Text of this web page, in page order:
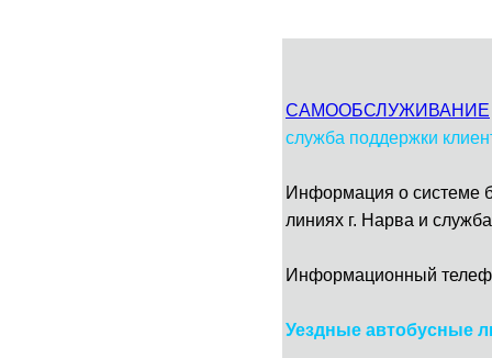
CАМООБСЛУЖИВАНИЕ
служба поддержки
Информация о системе
линиях г. Нарва и
Информационный
Уездные автобусные